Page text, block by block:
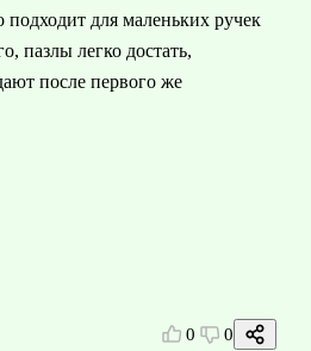
подходит для маленьких ручек
пазлы легко достать,
после первого же
0 0